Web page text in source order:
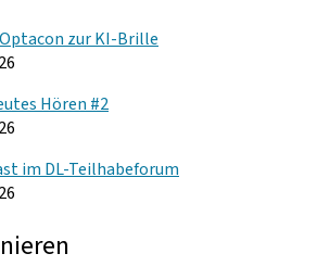
zur KI-Brille
Hören #2
im DL-Teilhabeforum